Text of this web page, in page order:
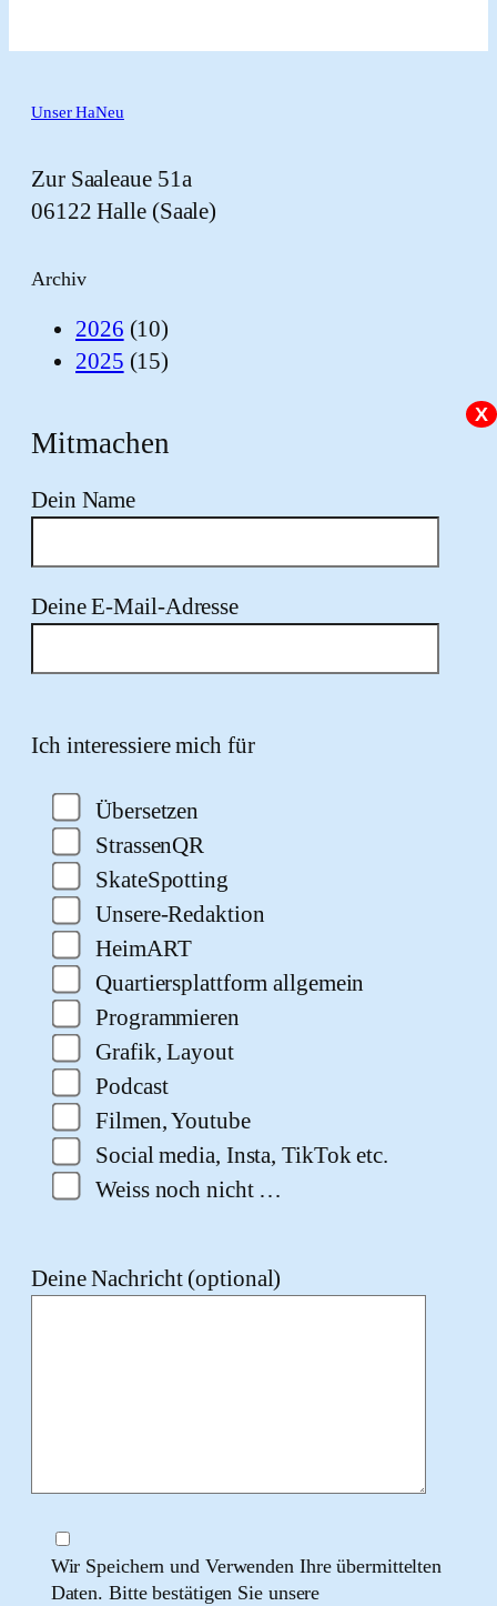
Unser HaNeu
Zur Saaleaue 51a
06122 Halle (Saale)
Archiv
2026 (10)
2025 (15)
X
Mitmachen
Dein Name
Deine E-Mail-Adresse
Ich interessiere mich für
Übersetzen
StrassenQR
SkateSpotting
Unsere-Redaktion
HeimART
Quartiersplattform allgemein
Programmieren
Grafik, Layout
Podcast
Filmen, Youtube
Social media, Insta, TikTok etc.
Weiss noch nicht …
Deine Nachricht (optional)
Wir Speichern und Verwenden Ihre übermittelten
Daten. Bitte bestätigen Sie unsere